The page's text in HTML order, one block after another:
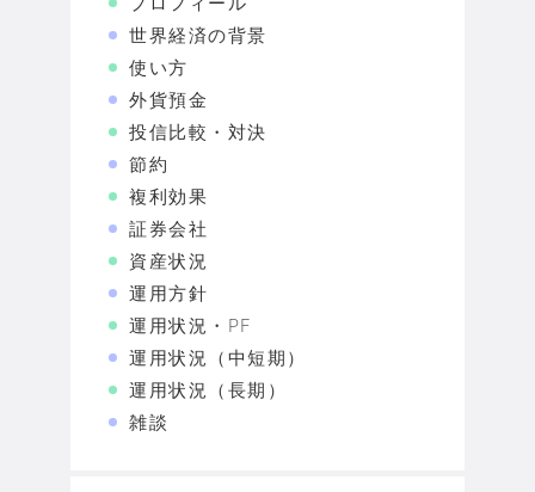
世界経済の背景
使い方
外貨預金
投信比較・対決
節約
複利効果
証券会社
資産状況
運用方針
運用状況・PF
運用状況（中短期）
運用状況（長期）
雑談